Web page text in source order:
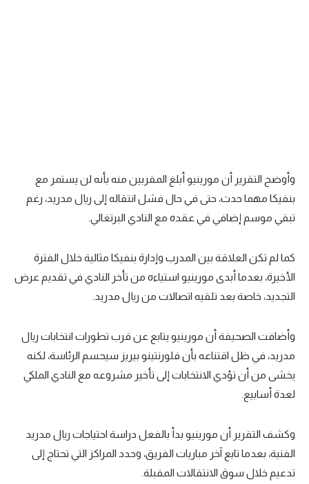
وأوضح التقرير أن مورينيو أبلغ المقربين منه بأنه لن يستمر مع
بنفيكا مهما حدث، حتى في حال فشل انتقاله إلى ريال مدريد، رغم
تبقي موسم إضافي في عقده مع النادي البرتغالي.
كما لم تكن العلاقة بين المدرب وإدارة بنفيكا مثالية خلال الفترة
الأخيرة، بعدما أبدى مورينيو استياءه من تأخر النادي في تقديم عرض
التجديد، خاصة بعد تلقيه اتصالات من ريال مدريد.
وأضافت الصحيفة أن مورينيو يتابع عن قرب تطورات انتخابات ريال
مدريد، في ظل اقتناعه بأن فلورنتينو بيريز سيحسم الرئاسة، لكنه
يخشى من أن تؤدي الانتخابات إلى تأخير مشروعه مع النادي الملكي
لعدة أسابيع.
وكشف التقرير أن مورينيو بدأ بالفعل دراسة احتياجات ريال مدريد
الفنية، بعدما تابع آخر مباريات الفريق، وحدد المراكز التي تحتاج إلى
تدعيم خلال سوق الانتقالات المقبلة.